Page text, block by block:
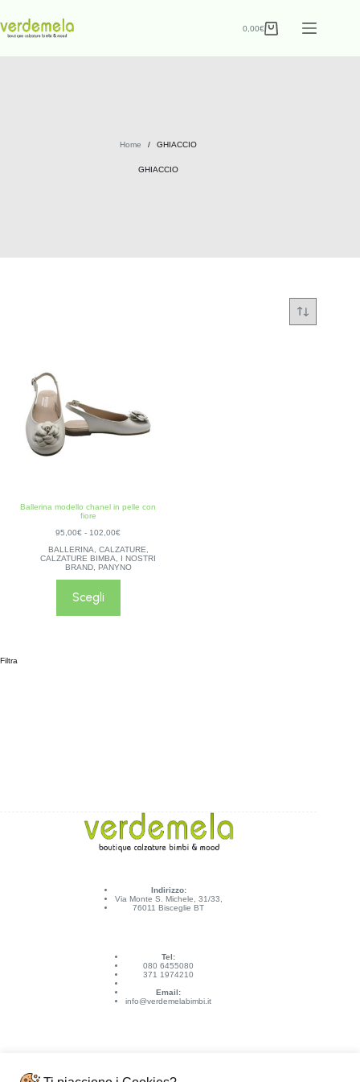
0,00€
Home / GHIACCIO
GHIACCIO
Ballerina modello chanel in pelle con
fiore
95,00€ - 102,00€
BALLERINA
CALZATURE
CALZATURE BIMBA
I NOSTRI
BRAND, PANYNO
Scegli
Filtra
Indirizzo:
Via Monte S. Michele, 31/33,
76011 Bisceglie BT
Tel:
080 6455080
371 1974210
Email:
info@verdemelabimbi.it